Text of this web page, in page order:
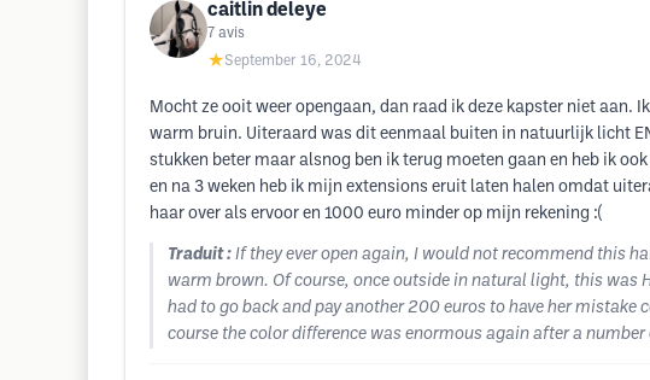
caitlin deleye
7 avis
★September 16, 2024
Mocht ze ooit weer opengaan, dan raad ik deze kapster niet aan.
warm bruin. Uiteraard was dit eenmaal buiten in natuurlijk licht
stukken beter maar alsnog ben ik terug moeten gaan en heb ik
en na 3 weken heb ik mijn extensions eruit laten halen omdat
haar over als ervoor en 1000 euro minder op mijn rekening :(
Traduit : If they ever open again, I would not recommend this
warm brown. Of course, once outside in natural light, this was
had to go back and pay another 200 euros to have her mistake
course the color difference was enormous again after a